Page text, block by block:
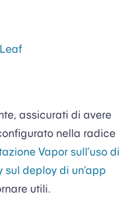
assicurati di avere
nella radice
Vapor sull’uso di
deploy di un’app
utili.